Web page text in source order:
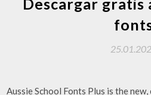
Descargar gratis
Aussie School Fonts Plus is the